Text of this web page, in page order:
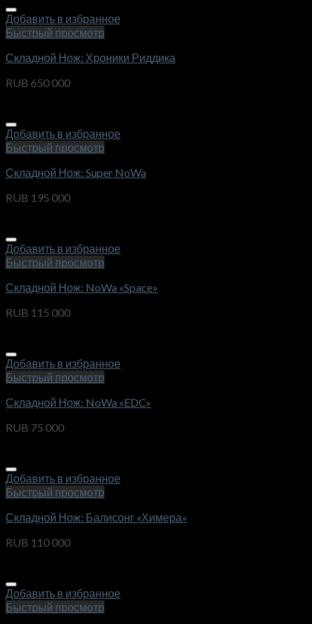
Добавить в избранное
Быстрый просмотр
Складной Нож: Хроники Риддика
RUB 650 000
Добавить в избранное
Быстрый просмотр
Складной Нож: Super NoWa
RUB 195 000
Добавить в избранное
Быстрый просмотр
Складной Нож: NoWa «Space»
RUB 115 000
Добавить в избранное
Быстрый просмотр
Складной Нож: NoWa «EDC»
RUB 75 000
Добавить в избранное
Быстрый просмотр
Складной Нож: Балисонг «Химера»
RUB 110 000
Добавить в избранное
Быстрый просмотр